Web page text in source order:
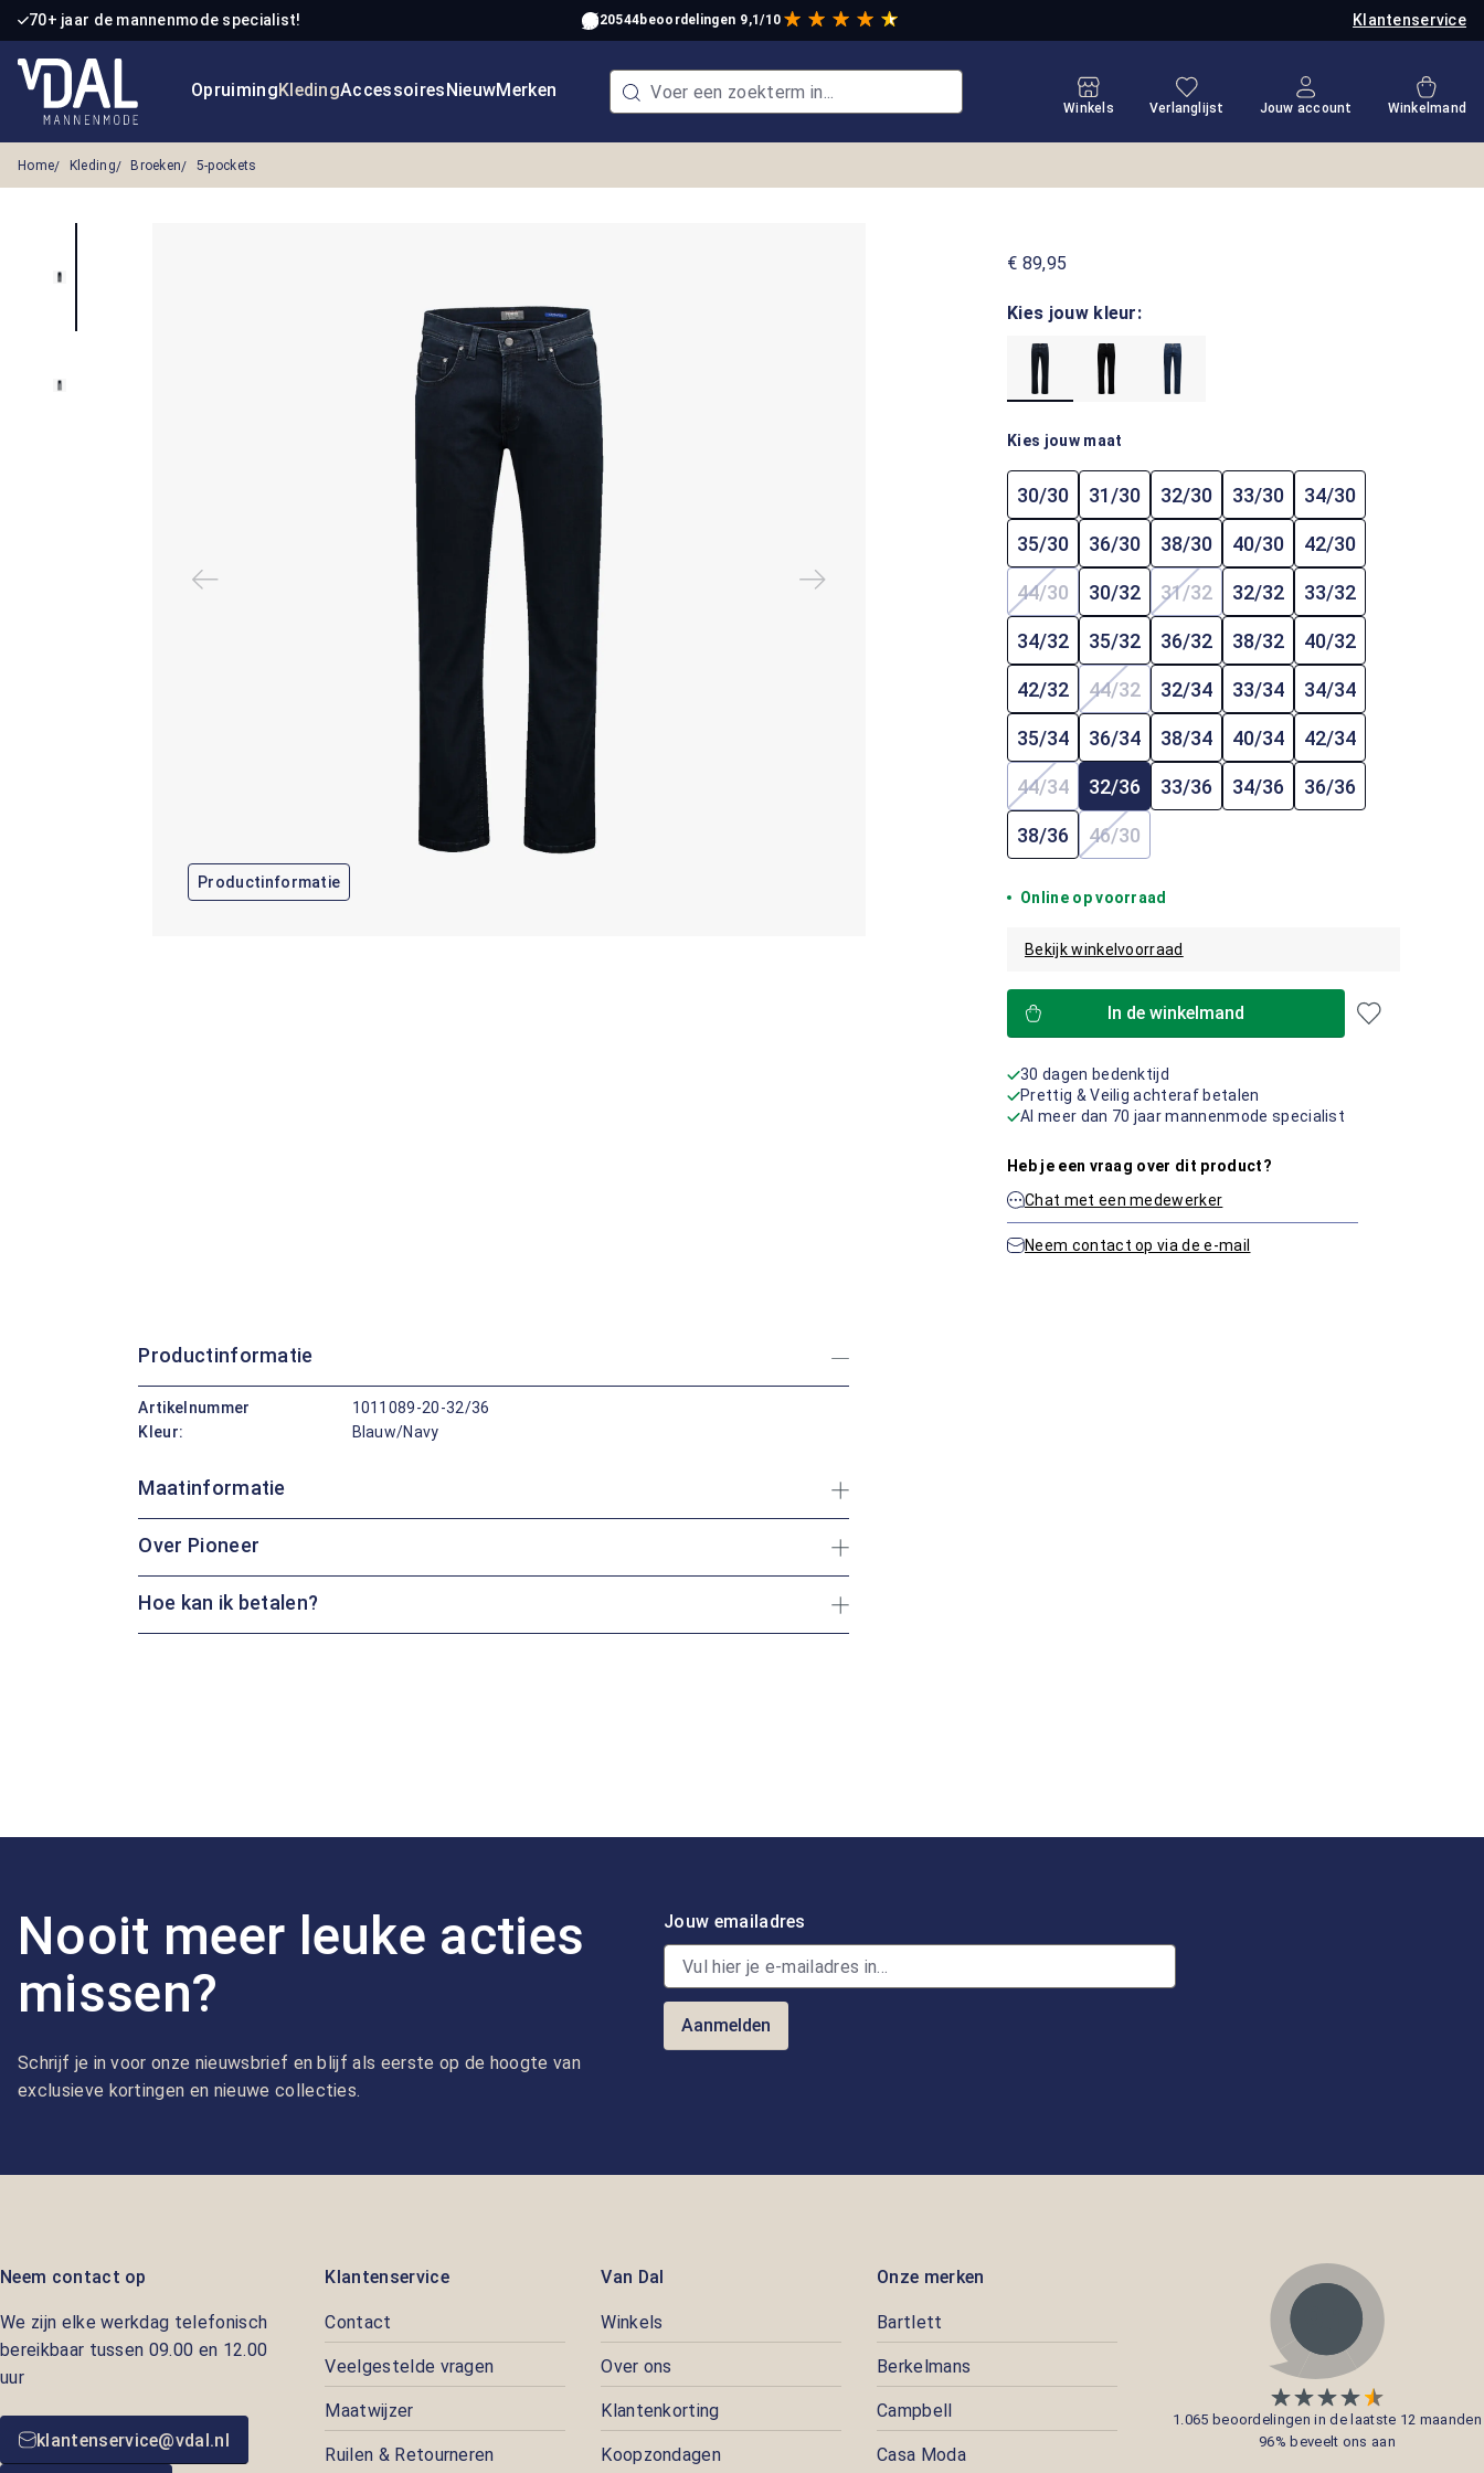
de hoofdinhoud
Ga naar de zoekopdracht
Ga naar de hoofdnavigatie
70+ jaar de mannenmode specialist! Klantenservice
20544beoordelingen 9,1/10
OpruimingKledingAccessoiresNieuwMerken
Winkels
Je hebt 0 items op je verlanglijstje
Verlanglijst Jouw account Winkelmand
Home Kleding Broeken 5-pockets
Productinformatie
€ 89,95
Kies jouw kleur:
Kies jouw maat
30/30 31/30 32/30 33/30 34/30
35/30 36/30 38/30 40/30 42/30
44/30(Deze optie is momenteel niet beschikbaar.)
30/32 31/32(Deze optie is momenteel niet
32/32 33/32
34/32 35/32 36/32 38/32 40/32
42/32 44/32(Deze optie is momenteel niet beschikbaar.)
32/34 33/34 34/34
35/34 36/34 38/34 40/34 42/34
44/34(Deze optie is momenteel niet beschikbaar.)
32/36 33/36 34/36 36/36
38/36 46/30(Deze optie is momenteel niet beschikbaar.)
Online op voorraad
Bekijk winkelvoorraad
In de winkelmand
30 dagen bedenktijd
Prettig & Veilig achteraf betalen
Al meer dan 70 jaar mannenmode specialist
Heb je een vraag over dit product?
Chat met een medewerker
Neem contact op via de e-mail
Productinformatie
Artikelnummer
1011089-20-32/36
Kleur:
Blauw/Navy
Maatinformatie
Over Pioneer
Hoe kan ik betalen?
Nooit meer leuke acties
missen?
Schrijf je in voor onze nieuwsbrief en blijf als eerste op de hoogte van
exclusieve kortingen en nieuwe collecties.
Jouw emailadres
Aanmelden
Neem contact op
We zijn elke werkdag telefonisch
bereikbaar tussen 09.00 en 12.00
uur
klantenservice@vdal.nl
Klantenservice
Contact
Veelgestelde vragen
Maatwijzer
Ruilen & Retourneren
Van Dal
Winkels
Over ons
Klantenkorting
Koopzondagen
Onze merken
Bartlett
Berkelmans
Campbell
Casa Moda
1.065 beoordelingen in de laatste 12 maanden
96% beveelt ons aan